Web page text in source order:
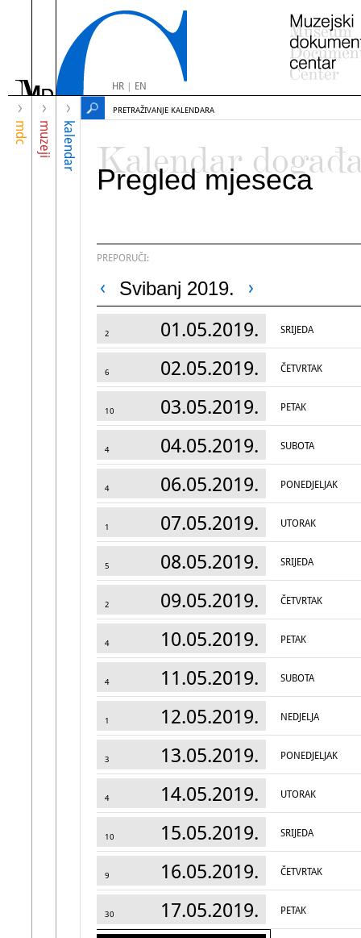
HR| EN
mdc muzeji kalendar
PRETRAŽIVANJE KALENDARA
Kalendar
Pregled mjeseca
PREPORUČI:
Svibanj 2019.
2 01.05.2019. SRIJEDA
6 02.05.2019. ČETVRTAK
10 03.05.2019. PETAK
4 04.05.2019. SUBOTA
4 06.05.2019. PONEDJELJAK
1 07.05.2019. UTORAK
5 08.05.2019. SRIJEDA
2 09.05.2019. ČETVRTAK
4 10.05.2019. PETAK
4 11.05.2019. SUBOTA
1 12.05.2019. NEDJELJA
3 13.05.2019. PONEDJELJAK
4 14.05.2019. UTORAK
10 15.05.2019. SRIJEDA
9 16.05.2019. ČETVRTAK
30 17.05.2019. PETAK